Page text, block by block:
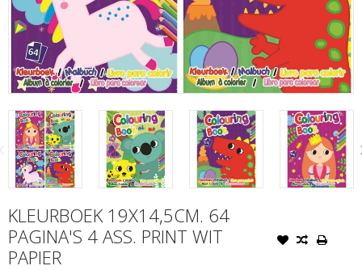
KLEURBOEK 19X14,5CM. 64
PAGINA'S 4 ASS. PRINT WIT
PAPIER